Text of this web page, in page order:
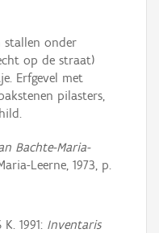
stallen onder
op de straat)
Erfgevel met
pilasters,
Bachte-Maria-
Leerne, 1973, p.
1991: Inventaris